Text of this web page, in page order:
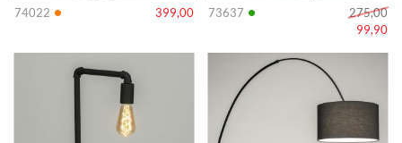
74022 • 399,00 73637 •
275,00
99,90
Info Info